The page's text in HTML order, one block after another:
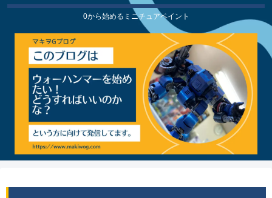
0から始めるミニチュアペイント